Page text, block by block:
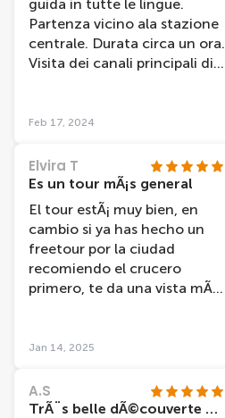
guida in tutte le lingue.
Partenza vicino ala stazione
centrale. Durata circa un ora.
Visita dei canali principali di
Feb 17, 2024
Elvira T
Es un tour mÃ¡s general
El tour estÃ¡ muy bien, en
cambio si ya has hecho un
freetour por la ciudad
recomiendo el crucero
primero, te da una vista mÃ¡s
freetour volvimos a ver sitios
estado.
Jan 14, 2025
A.S
TrÃ¨s belle dÃ©couverte en pÃ©niche